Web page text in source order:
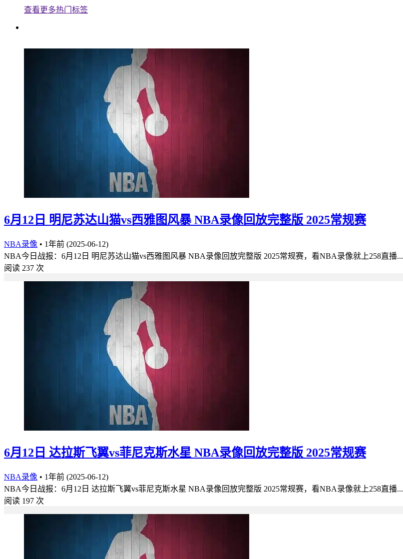
查看更多热门标签
6月12日 明尼苏达山猫vs西雅图风暴 NBA录像回放完整版 2025常规赛
NBA录像 • 1年前 (2025-06-12)
NBA今日战报：6月12日 明尼苏达山猫vs西雅图风暴 NBA录像回放完整版 2025常规赛，看NBA录像就上258直播...
阅读 237 次
6月12日 达拉斯飞翼vs菲尼克斯水星 NBA录像回放完整版 2025常规赛
NBA录像 • 1年前 (2025-06-12)
NBA今日战报：6月12日 达拉斯飞翼vs菲尼克斯水星 NBA录像回放完整版 2025常规赛，看NBA录像就上258直播...
阅读 197 次